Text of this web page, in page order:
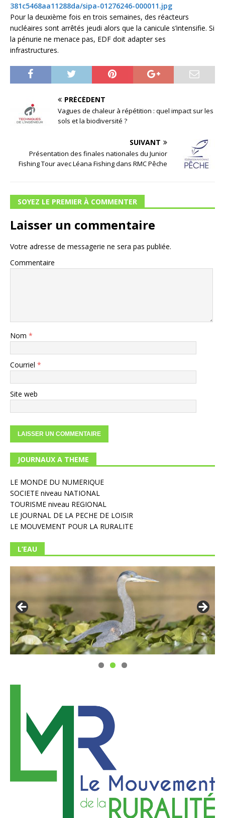
381c5468aa11288da/sipa-01276246-000011.jpg
Pour la deuxième fois en trois semaines, des réacteurs
nucléaires sont arrêtés jeudi alors que la canicule s’intensifie. Si
la pénurie ne menace pas, EDF doit adapter ses
infrastructures.
PRÉCÉDENT
Vagues de chaleur à répétition : quel impact sur les
sols et la biodiversité ?
SUIVANT
Présentation des finales nationales du Junior
Fishing Tour avec Léana Fishing dans RMC Pêche
SOYEZ LE PREMIER À COMMENTER
Laisser un commentaire
Votre adresse de messagerie ne sera pas publiée.
Commentaire
Nom *
Courriel *
Site web
JOURNAUX A THEME
LE MONDE DU NUMERIQUE
SOCIETE niveau NATIONAL
TOURISME niveau REGIONAL
LE JOURNAL DE LA PECHE DE LOISIR
LE MOUVEMENT POUR LA RURALITE
L’EAU